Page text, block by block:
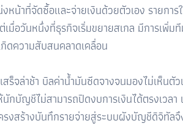
าที่จัดซื้อและจ่ายเงินด้วยตัวเอง รายก
มื่อวันหนึ่งที่ธุรกิจเริ่มขยายสเกล มีการเ
ดความสับสนคลาดเคลื่อน
จล่าช้า บิลค่าน้ำมันซีดจางจนมองไม่เห็น
บัญชีไม่สามารถปิดงบการเงินได้ตรงเวล
งสร้างบันทึกรายจ่ายสู่ระบบผังบัญชีดิจิทั